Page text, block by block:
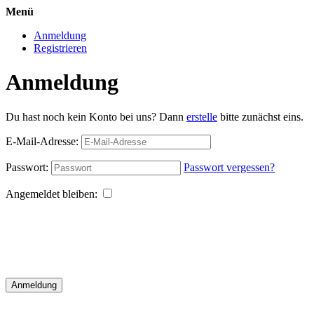
Menü
Anmeldung
Registrieren
Anmeldung
Du hast noch kein Konto bei uns? Dann erstelle bitte zunächst eins.
E-Mail-Adresse:
Passwort: Passwort vergessen?
Angemeldet bleiben:
Anmeldung